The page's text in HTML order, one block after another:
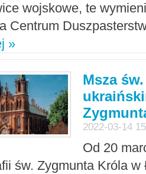
wojskowe, te
Centrum
»
Msza
2022-03-14
Od 20
św. Zygmunta Króla w